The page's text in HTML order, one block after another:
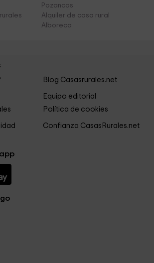
Pozancos
Alquiler de casa rural
Alboreca
Blog Casasrurales.net
Equipo editorial
Política de cookies
Confianza CasasRurales.net